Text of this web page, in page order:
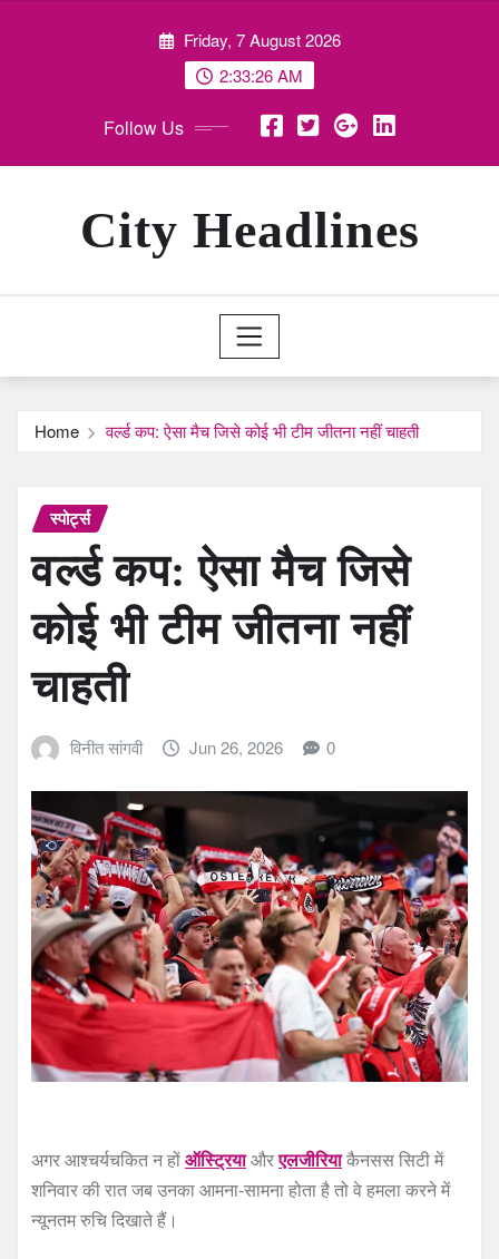
Friday, 7 August 2026
2:33:27 AM
Follow Us
City Headlines
Home वर्ल्ड कप: ऐसा मैच जिसे कोई भी टीम जीतना नहीं चाहती
स्पोर्ट्स
वर्ल्ड कप: ऐसा मैच जिसे
कोई भी टीम जीतना नहीं
चाहती
विनीत सांगवी Jun 26, 2026 0
अगर आश्चर्यचकित न होंऑस्ट्रियाऔरएलजीरियाकैनसस सिटी में
शनिवार की रात जब उनका आमना-सामना होता है तो वे हमला करने में
न्यूनतम रुचि दिखाते हैं।